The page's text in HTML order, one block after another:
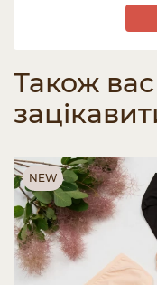
Також
NEW